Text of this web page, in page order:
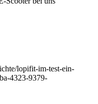
lopifit-im-test-ein-
4323-9379-